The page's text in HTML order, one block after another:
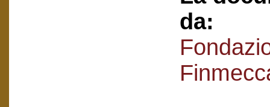
da: